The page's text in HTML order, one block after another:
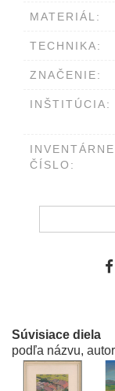
MATERIÁL:
TECHNIKA:
ZNAČENIE:
INŠTITÚCIA:
INVENTÁRNE
ČÍSLO:
Súvisiace diela
podľa názvu,